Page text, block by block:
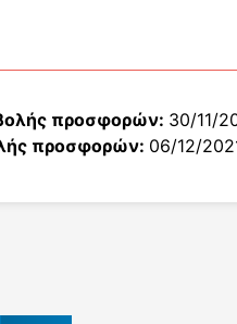
προσφορών: 30/11/
προσφορών: 06/12/